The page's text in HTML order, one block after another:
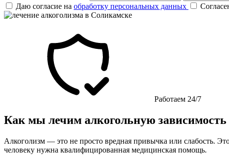
Даю согласие на обработку персональных данных
Работаем 24/7
Как мы лечим алкогольную зависимость
Алкоголизм — это не просто вредная привычка или слабость.
человеку нужна квалифицированная медицинская помощь.